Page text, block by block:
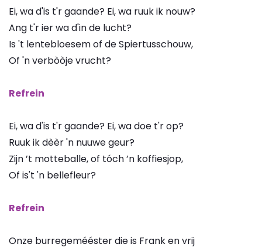
Ei, wa d'is t'r gaande? Ei, wa ruuk ik nouw?
Ang t'r ier wa d'in de lucht?
Is 't lentebloesem of de Spiertusschouw,
Of 'n verbòòje vrucht?
Refrein
Ei, wa d'is t'r gaande? Ei, wa doe t'r op?
Ruuk ik dèèr 'n nuuwe geur?
Zijn ’t motteballe, of tóch ’n koffiesjop,
Of is't 'n bellefleur?
Refrein
Onze burregemééster die is Frank en vrij